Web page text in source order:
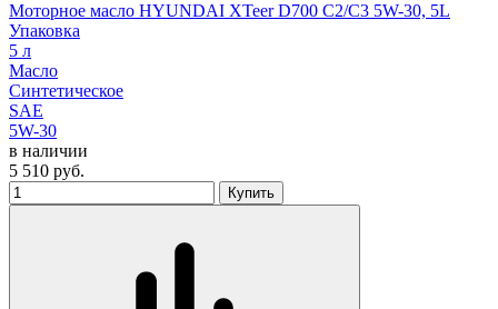
Моторное масло HYUNDAI XTeer D700 C2/C3 5W-30, 5L
Упаковка
5 л
Масло
Синтетическое
SAE
5W-30
в наличии
5 510 руб.
Купить